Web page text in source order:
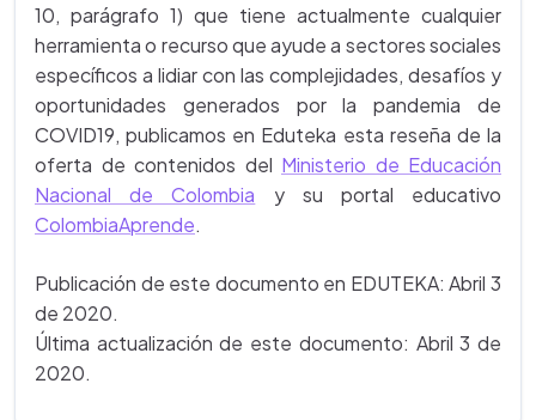
10, parágrafo 1) que tiene actualmente cualquier
herramienta o recurso que ayude a sectores sociales
específicos a lidiar con las complejidades, desafíos y
oportunidades generados por la pandemia de
COVID19, publicamos en Eduteka esta reseña de la
oferta de contenidos del Ministerio de Educación
Nacional de Colombia y su portal educativo
ColombiaAprende.
Publicación de este documento en EDUTEKA: Abril 3
de 2020.
Última actualización de este documento: Abril 3 de
2020.